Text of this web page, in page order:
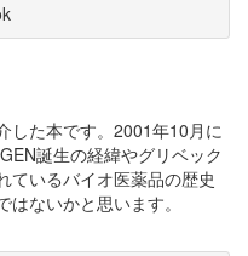
した本です。2001年10月に
誕生の経緯やグリベック
ているバイオ医薬品の歴史
ないかと思います。